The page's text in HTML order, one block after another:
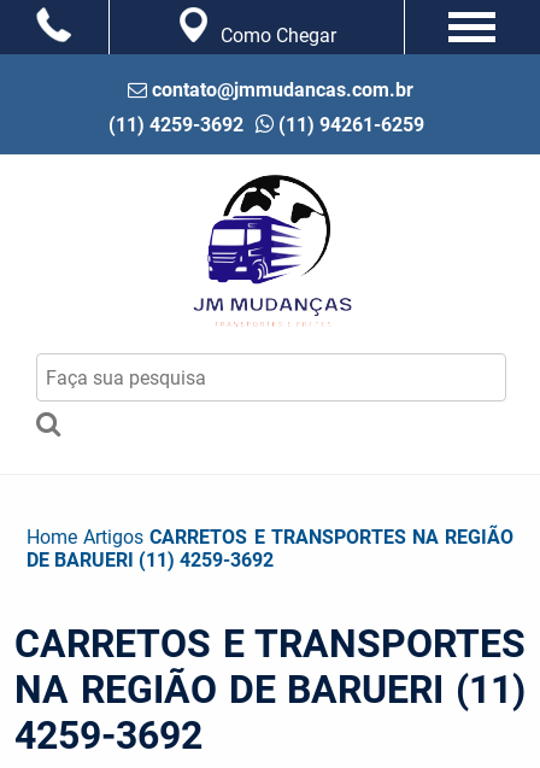
Como Chegar
contato@jmmudancas.com.br
(11) 4259-3692
(11) 94261-6259
Home Artigos CARRETOS E TRANSPORTES NA REGIÃO
DE BARUERI (11) 4259-3692
CARRETOS E TRANSPORTES
NA REGIÃO DE BARUERI (11)
4259-3692